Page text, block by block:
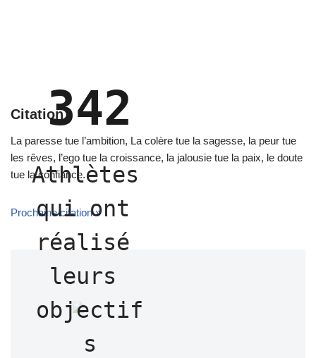
Citation
La paresse tue l’ambition, La colère tue la sagesse, la peur tue
les rêves, l’ego tue la croissance, la jalousie tue la paix, le doute
tue la confiance.
Prochaine citation »
342
Athlètes
qui ont
réalisé
leurs
objectif
s